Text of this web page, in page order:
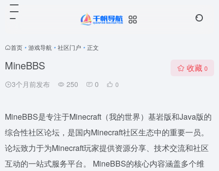
首页 • 游戏导航 • 社区门户 • 正文
MineBBS
3个月前发布 250 0 0
收藏 0
MineBBS是专注于Minecraft（我的世界）基岩版和Java版的
综合性社区论坛，是国内Minecraft社区生态中的重要一员。
论坛致力于为Minecraft玩家提供资源分享、技术交流和社区
互动的一站式服务平台。 MineBBS的核心内容涵盖多个维